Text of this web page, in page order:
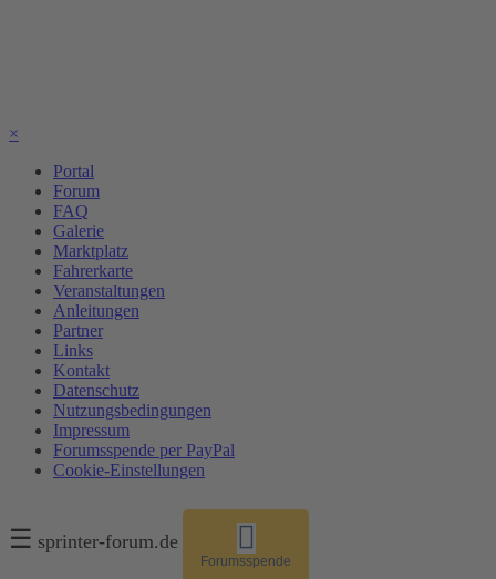
×
Portal
Forum
FAQ
Galerie
Marktplatz
Fahrerkarte
Veranstaltungen
Anleitungen
Partner
Links
Kontakt
Datenschutz
Nutzungsbedingungen
Impressum
Forumsspende per PayPal
Cookie-Einstellungen
☰ sprinter-forum.de
Forumsspende